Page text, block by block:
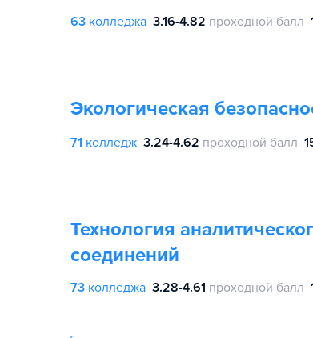
63 колледжа 3.16-4.82 проходной балл
Экологическая
71 колледж 3.24-4.62 проходной балл
Технология
соединений
73 колледжа 3.28-4.61 проходной балл